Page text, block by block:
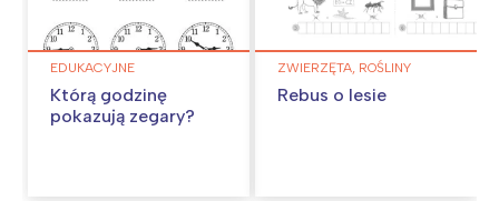
EDUKACYJNE
Którą godzinę
pokazują zegary?
ZWIERZĘTA, ROŚLINY
Rebus o lesie